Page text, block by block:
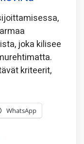
joka kilisee
kriteerit,
WhatsApp